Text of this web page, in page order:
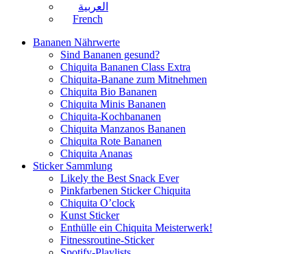
العربية
French
Bananen Nährwerte
Sind Bananen gesund?
Chiquita Bananen Class Extra
Chiquita-Banane zum Mitnehmen
Chiquita Bio Bananen
Chiquita Minis Bananen
Chiquita-Kochbananen
Chiquita Manzanos Bananen
Chiquita Rote Bananen
Chiquita Ananas
Sticker Sammlung
Likely the Best Snack Ever
Pinkfarbenen Sticker Chiquita
Chiquita O’clock
Kunst Sticker
Enthülle ein Chiquita Meisterwerk!
Fitnessroutine-Sticker